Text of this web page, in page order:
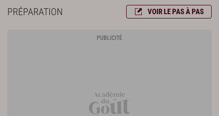
PRÉPARATION VOIR LE PAS À PAS